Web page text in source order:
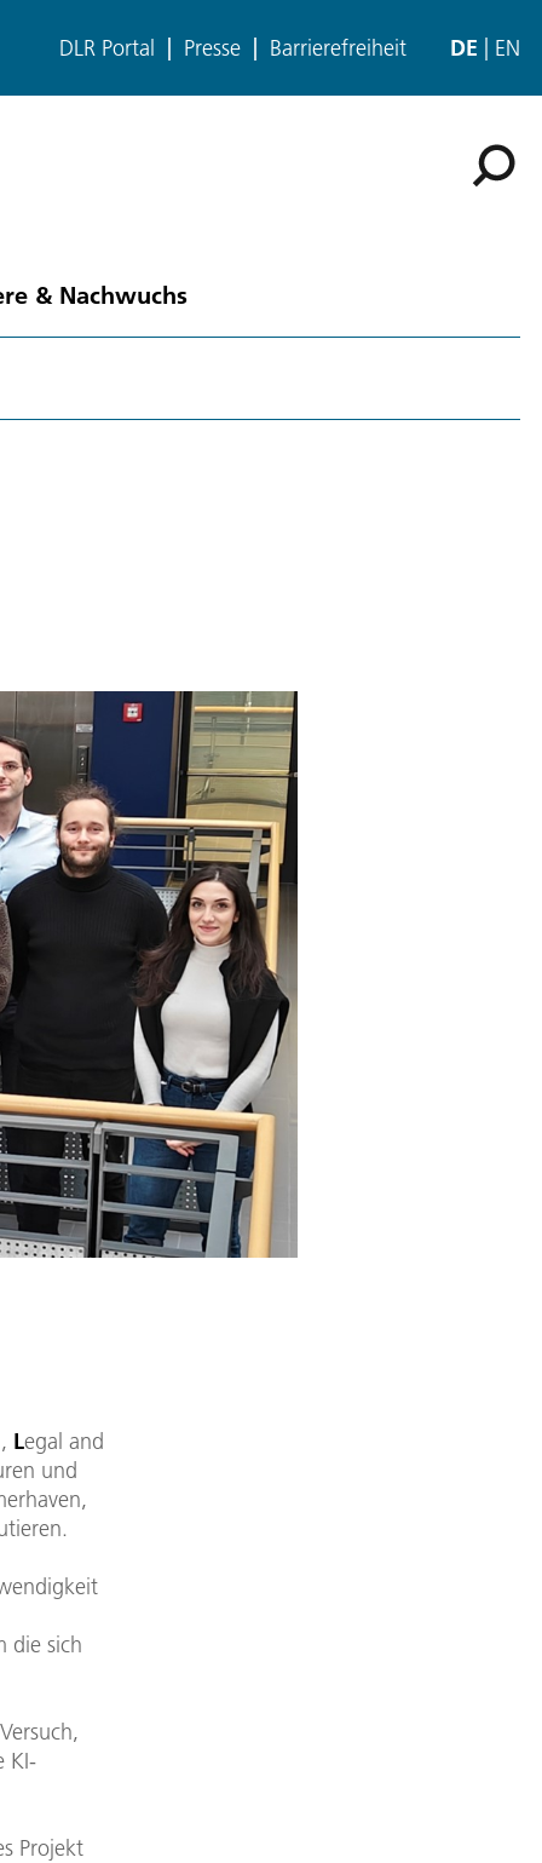
DLR Portal Presse Barrierefreiheit DE EN
& Nachwuchs
Legal and
und
die sich
KI-
Projekt